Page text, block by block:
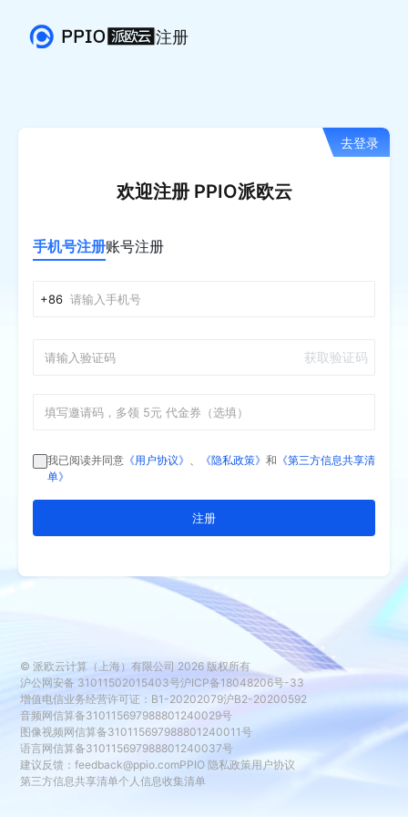
注册
去登录
欢迎注册 PPIO派欧云
手机号注册账号注册
+86
获取验证码
我已阅读并同意 《用户协议》 、 《隐私政策》 和 《第三方信息共享清
单》
注册
© 派欧云计算（上海）有限公司2026版权所有
沪公网安备 31011502015403号沪ICP备18048206号-33
增值电信业务经营许可证：B1-20202079沪B2-20200592
音频网信算备310115697988801240029号
图像视频网信算备310115697988801240011号
语言网信算备310115697988801240037号
建议反馈：feedback@ppio.comPPIO 隐私政策用户协议
第三方信息共享清单个人信息收集清单